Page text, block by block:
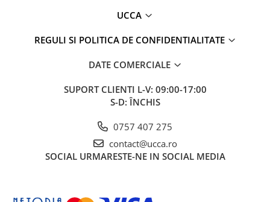
UCCA
REGULI SI POLITICA DE CONFIDENTIALITATE
DATE COMERCIALE
SUPORT CLIENTI L-V: 09:00-17:00
S-D: ÎNCHIS
0757 407 275
contact@ucca.ro
SOCIAL URMARESTE-NE IN SOCIAL MEDIA